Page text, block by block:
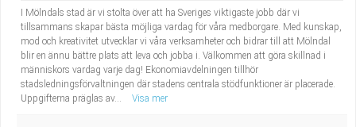
I Mölndals stad är vi stolta över att ha Sveriges viktigaste jobb där vi
tillsammans skapar bästa möjliga vardag för våra medborgare. Med kunskap,
mod och kreativitet utvecklar vi våra verksamheter och bidrar till att Mölndal
blir en ännu bättre plats att leva och jobba i. Välkommen att göra skillnad i
människors vardag varje dag! Ekonomiavdelningen tillhör
stadsledningsförvaltningen där stadens centrala stödfunktioner är placerade.
Uppgifterna präglas av...
Visa mer